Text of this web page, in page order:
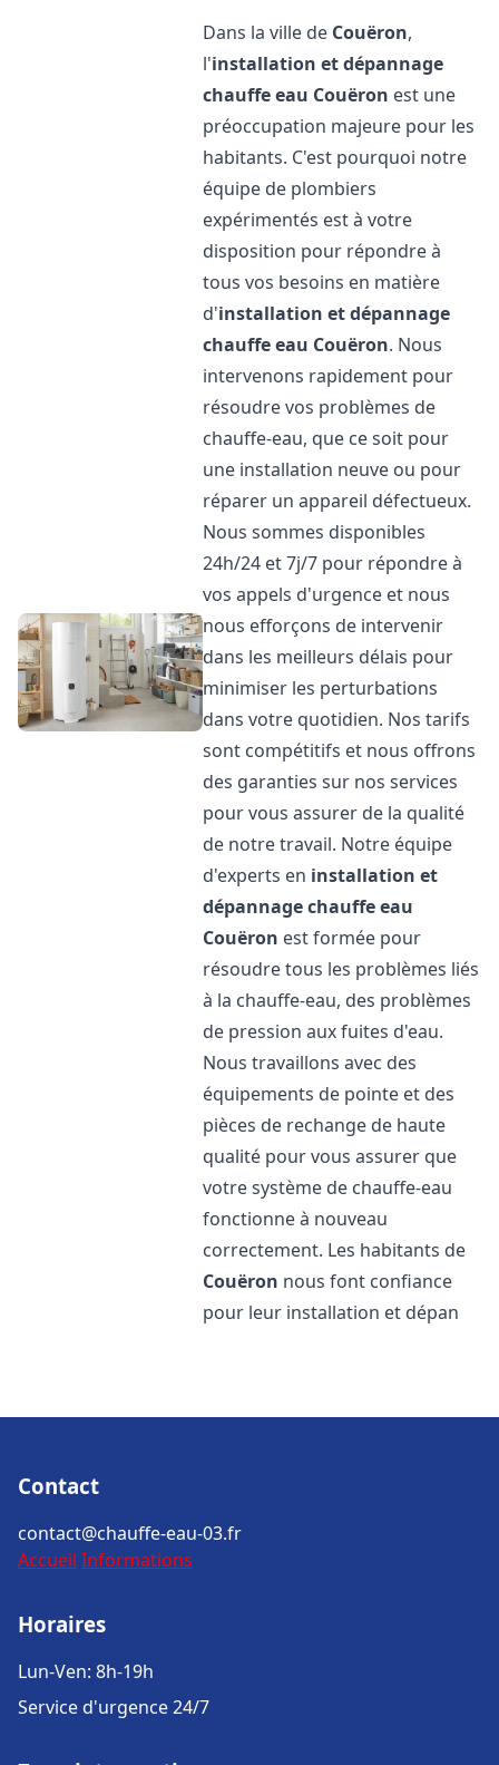
Dans la ville de Couëron,
l'installation et dépannage
chauffe eau Couëron est une
préoccupation majeure pour les
habitants. C'est pourquoi notre
équipe de plombiers
expérimentés est à votre
disposition pour répondre à
tous vos besoins en matière
d'installation et dépannage
chauffe eau Couëron. Nous
intervenons rapidement pour
résoudre vos problèmes de
chauffe-eau, que ce soit pour
une installation neuve ou pour
réparer un appareil défectueux.
Nous sommes disponibles
24h/24 et 7j/7 pour répondre à
vos appels d'urgence et nous
nous efforçons de intervenir
dans les meilleurs délais pour
minimiser les perturbations
dans votre quotidien. Nos tarifs
sont compétitifs et nous offrons
des garanties sur nos services
pour vous assurer de la qualité
de notre travail. Notre équipe
d'experts en installation et
dépannage chauffe eau
Couëron est formée pour
résoudre tous les problèmes liés
à la chauffe-eau, des problèmes
de pression aux fuites d'eau.
Nous travaillons avec des
équipements de pointe et des
pièces de rechange de haute
qualité pour vous assurer que
votre système de chauffe-eau
fonctionne à nouveau
correctement. Les habitants de
Couëron nous font confiance
pour leur installation et dépan
Contact
contact@chauffe-eau-03.fr
Accueil Informations
Horaires
Lun-Ven: 8h-19h
Service d'urgence 24/7